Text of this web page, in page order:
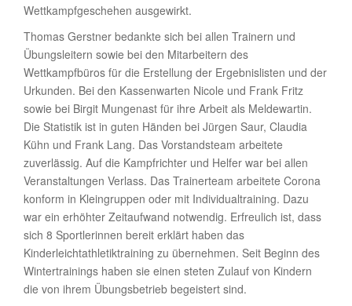
Wettkampfgeschehen ausgewirkt.
Thomas Gerstner bedankte sich bei allen Trainern und
Übungsleitern sowie bei den Mitarbeitern des
Wettkampfbüros für die Erstellung der Ergebnislisten und der
Urkunden. Bei den Kassenwarten Nicole und Frank Fritz
sowie bei Birgit Mungenast für ihre Arbeit als Meldewartin.
Die Statistik ist in guten Händen bei Jürgen Saur, Claudia
Kühn und Frank Lang. Das Vorstandsteam arbeitete
zuverlässig. Auf die Kampfrichter und Helfer war bei allen
Veranstaltungen Verlass. Das Trainerteam arbeitete Corona
konform in Kleingruppen oder mit Individualtraining. Dazu
war ein erhöhter Zeitaufwand notwendig. Erfreulich ist, dass
sich 8 Sportlerinnen bereit erklärt haben das
Kinderleichtathletiktraining zu übernehmen. Seit Beginn des
Wintertrainings haben sie einen steten Zulauf von Kindern
die von ihrem Übungsbetrieb begeistert sind.